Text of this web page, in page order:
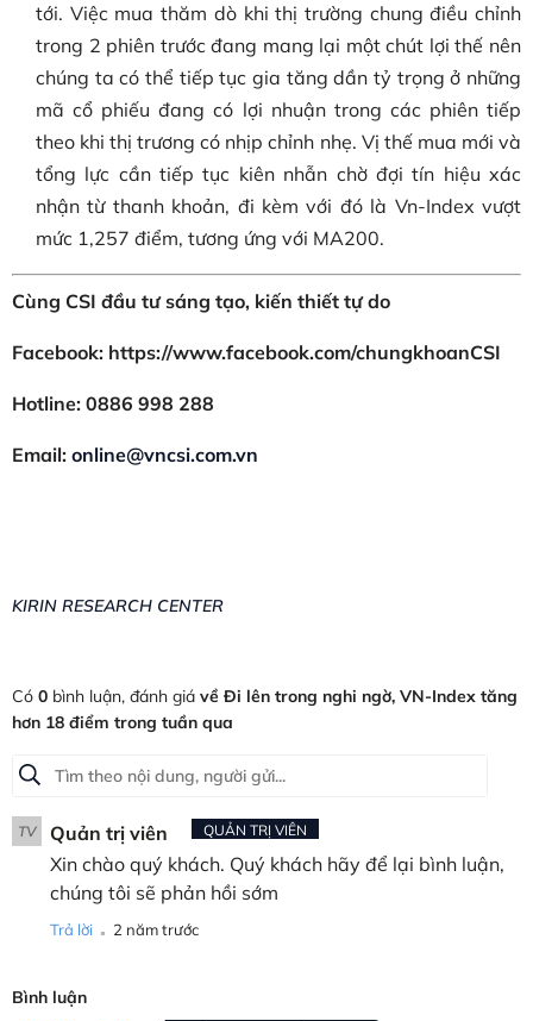
tới. Việc mua thăm dò khi thị trường chung điều chỉnh
trong 2 phiên trước đang mang lại một chút lợi thế nên
chúng ta có thể tiếp tục gia tăng dần tỷ trọng ở những
mã cổ phiếu đang có lợi nhuận trong các phiên tiếp
theo khi thị trương có nhịp chỉnh nhẹ. Vị thế mua mới và
tổng lực cần tiếp tục kiên nhẫn chờ đợi tín hiệu xác
nhận từ thanh khoản, đi kèm với đó là Vn-Index vượt
mức 1,257 điểm, tương ứng với MA200.
Cùng CSI đầu tư sáng tạo, kiến thiết tự do
Facebook: https://www.facebook.com/chungkhoanCSI
Hotline: 0886 998 288
Email: online@vncsi.com.vn
KIRIN RESEARCH CENTER
Có 0 bình luận, đánh giá về Đi lên trong nghi ngờ, VN-Index tăng
hơn 18 điểm trong tuần qua
TV Quản trị viên QUẢN TRỊ VIÊN
Xin chào quý khách. Quý khách hãy để lại bình luận,
chúng tôi sẽ phản hồi sớm
Trả lời . 2 năm trước
Bình luận